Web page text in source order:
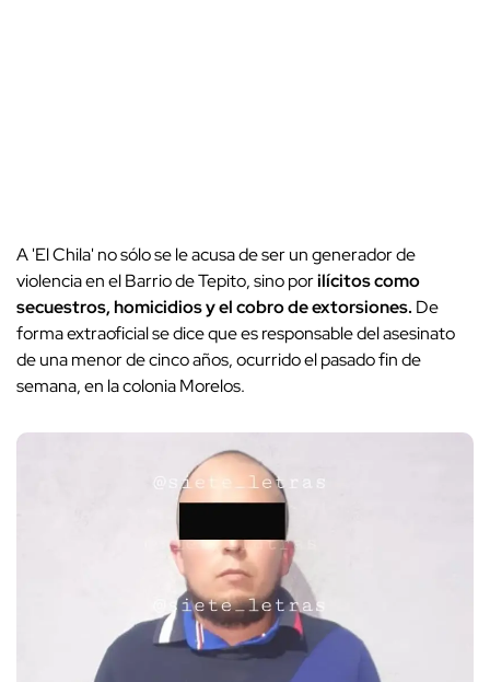
A 'El Chila' no sólo se le acusa de ser un generador de
violencia en el Barrio de Tepito, sino porilícitos como
secuestros, homicidios y el cobro de extorsiones. De
forma extraoficial se dice que es responsable del asesinato
de una menor de cinco años, ocurrido el pasado fin de
semana, en la colonia Morelos.